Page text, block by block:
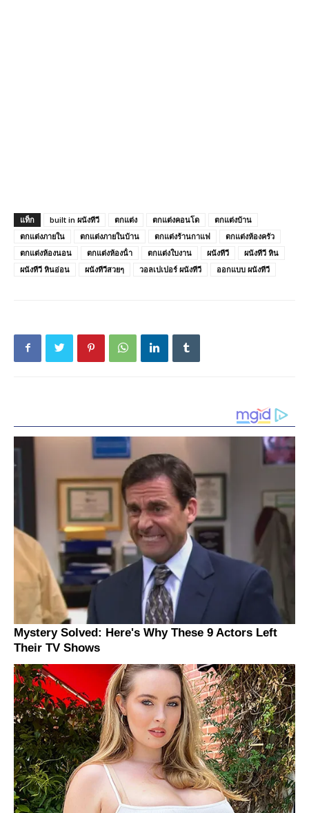
แท็ก built in ผนังทีวี ตกแต่ง ตกแต่งคอนโด
ตกแต่งบ้าน
ตกแต่งภายใน
ตกแต่งภายในบ้าน ตกแต่งร้านกาแฟ
ตกแต่งห้องครัว
ตกแต่งห้องนอน
ตกแต่งห้องน้ํา ตกแต่งใบงาน ผนังทีวี
ผนังทีวี หิน
ผนังทีวี หินอ่อน
ผนังทีวีสวยๆ วอลเปเปอร์ ผนังทีวี ออกแบบ ผนังทีวี